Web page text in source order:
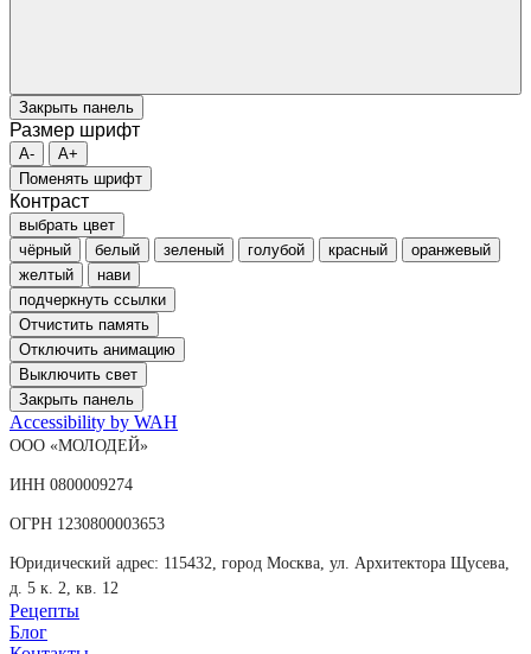
Закрыть панель
Размер шрифт
A-
A+
Поменять шрифт
Контраст
выбрать цвет
чёрный
белый зеленый голубой красный
оранжевый
желтый
нави
подчеркнуть ссылки
Отчистить память
Отключить анимацию
Выключить свет
Закрыть панель
Accessibility by WAH
ООО «МОЛОДЕЙ»
ИНН 0800009274
ОГРН 1230800003653
Юридический адрес: 115432, город Москва, ул. Архитектора Щусева,
д. 5 к. 2, кв. 12
Рецепты
Блог